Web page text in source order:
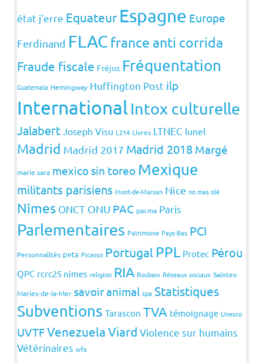
état j'erre Equateur Espagne Europe
Ferdinand FLAC france anti corrida
Fraude fiscale Fréjus Fréquentation
Guatemala Hemingway Huffington Post ilp
International Intox culturelle
Jalabert Joseph Visu L214 Livres LTNEC lunel
Madrid Madrid 2017 Madrid 2018 Margé
marie sara mexico sin toreo Mexique
militants parisiens Mont-de-Marsan Nice no mas olé
Nîmes ONCT ONU PAC pacma Paris
Parlementaires Patrimoine Pays-Bas PCI
Personnalités peta Picasso Portugal PPL Protec Pérou
QPC rcrc25 nimes religion RIA Roubaix Réseaux sociaux Saintes-
Maries-de-la-Mer savoir animal spa Statistiques
Subventions Tarascon TVA témoignage Unesco
UVTFVenezuelaViard Violence sur humains
Vétérinaires wfa